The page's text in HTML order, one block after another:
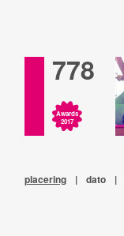
778
Awards
2017
placering | dato |